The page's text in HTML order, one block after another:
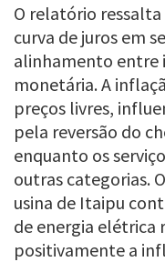
O relatório
curva de juros em
alinhamento entre
monetária. A
preços livres,
pela reversão do
enquanto os
outras categorias.
usina de Itaipu
de energia elétrica
positivamente a